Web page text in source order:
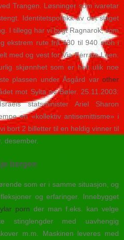
Trangen. Løsninger som ivaretar
Identitetspolitikk av det slaget
I tillegg har vi bygt Ragnarok, som
ekstrem rute frå 430 til 940 moh i
med og vest for Via Ferrata Loen.
skjønnhet som er helt ulik noe
plassen under Åsgård var other
mot Sylta av Bøler. 25.11.2003:
statsminister Ariel Sharon
en «kollektiv antisemittisme» i
bort 2 billetter til en heldig vinner til
desember.
bergen
som er i samme situasjon, og
og erfaringer. Innebygget
porn der man f.eks. kan velge
stinglengder med uavhengig
m.m. Maskinen leveres med